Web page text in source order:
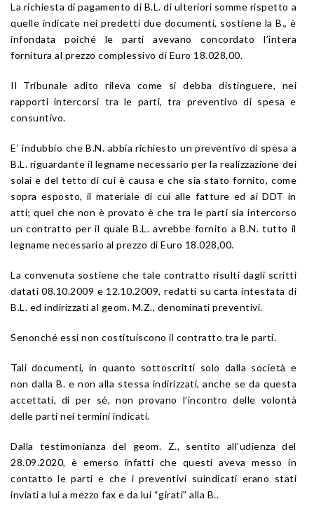
La richiesta di pagamento di B.L. di ulteriori somme rispetto a
quelle indicate nei predetti due documenti, sostiene la B., è
infondata poiché le parti avevano concordato l’intera
fornitura al prezzo complessivo di Euro 18.028,00.
Il Tribunale adito rileva come si debba distinguere, nei
rapporti intercorsi tra le parti, tra preventivo di spesa e
consuntivo.
E’ indubbio che B.N. abbia richiesto un preventivo di spesa a
B.L. riguardante il legname necessario per la realizzazione dei
solai e del tetto di cui è causa e che sia stato fornito, come
sopra esposto, il materiale di cui alle fatture ed ai DDT in
atti; quel che non è provato è che tra le parti sia intercorso
un contratto per il quale B.L. avrebbe fornito a B.N. tutto il
legname necessario al prezzo di Euro 18.028,00.
La convenuta sostiene che tale contratto risulti dagli scritti
datati 08.10.2009 e 12.10.2009, redatti su carta intestata di
B.L. ed indirizzati al geom. M.Z., denominati preventivi.
Senonché essi non costituiscono il contratto tra le parti.
Tali documenti, in quanto sottoscritti solo dalla società e
non dalla B. e non alla stessa indirizzati, anche se da questa
accettati, di per sé, non provano l’incontro delle volontà
delle parti nei termini indicati.
Dalla testimonianza del geom. Z., sentito all’udienza del
28.09.2020, è emerso infatti che questi aveva messo in
contatto le parti e che i preventivi suindicati erano stati
inviati a lui a mezzo fax e da lui “girati” alla B..